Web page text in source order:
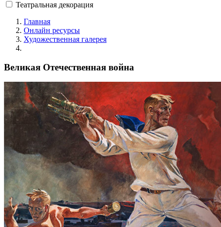
Театральная декорация
Главная
Онлайн ресурсы
Художественная галерея
Великая Отечественная война